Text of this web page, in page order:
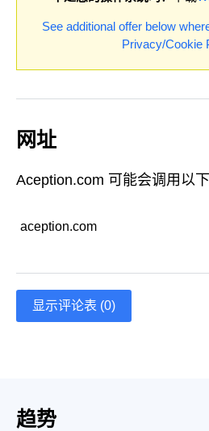
See additional offer below
Privacy/Cookie
网址
Aception.com 可能会调用以下
aception.com
显示评论表 (0)
趋势